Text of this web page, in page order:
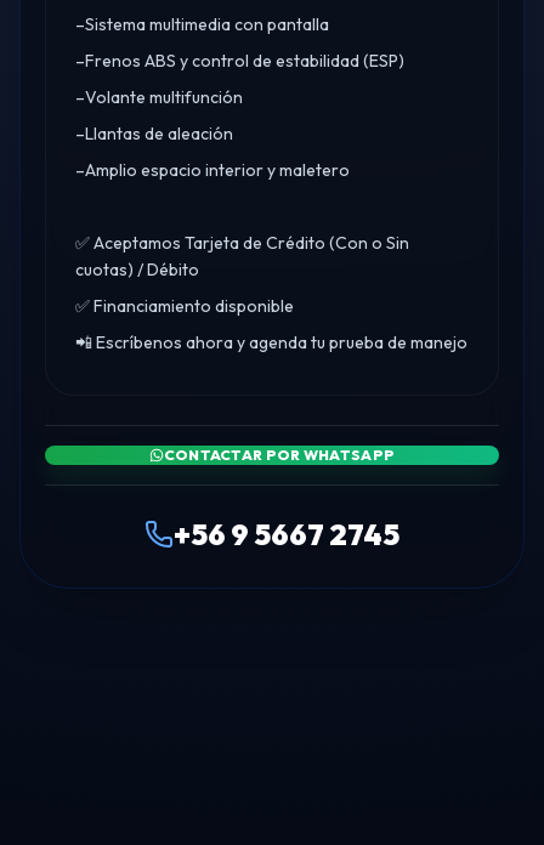
–Sistema multimedia con pantalla
–Frenos ABS y control de estabilidad (ESP)
–Volante multifunción
–Llantas de aleación
–Amplio espacio interior y maletero
✅ Aceptamos Tarjeta de Crédito (Con o Sin
cuotas) / Débito
✅ Financiamiento disponible
📲 Escríbenos ahora y agenda tu prueba de manejo
CONTACTAR POR WHATSAPP
+56 9 5667 2745